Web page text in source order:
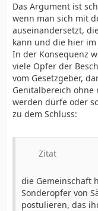
Das Argument ist
wenn man sich mit
auseinandersetzt,
kann und die hier
In der Konsequenz
viele Opfer der
vom Gesetzgeber,
Genitalbereich
werden dürfe oder
zu dem Schluss:
Zitat
die Gemeinschaft
Sonderopfer von
postulieren, das